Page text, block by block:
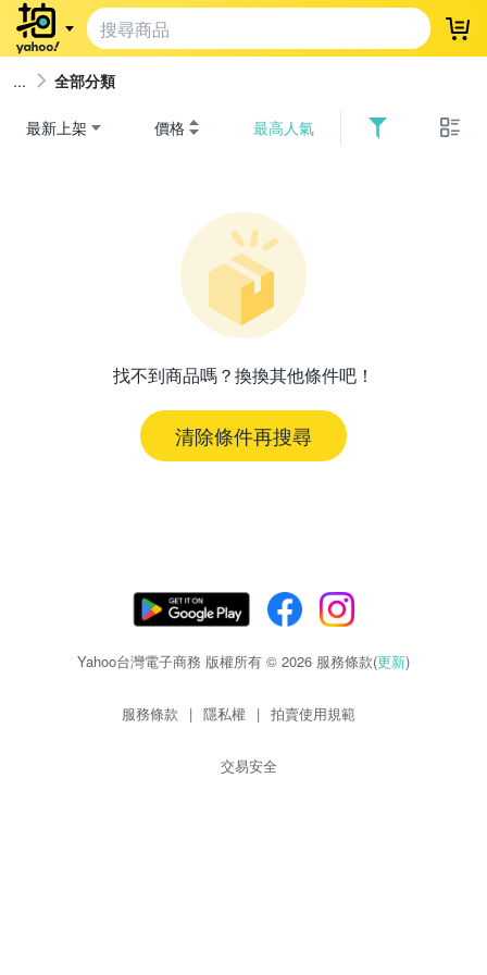
登
全部分類
最新上架 價格 最高人氣
找不到商品嗎？換換其他條件吧！
清除條件再搜尋
Yahoo台灣電子商務 版權所有 © 2026 服務條款(更新)
服務條款 | 隱私權 | 拍賣使用規範
交易安全